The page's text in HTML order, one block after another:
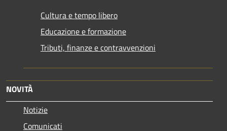
Cultura e tempo libero
Educazione e formazione
Tributi, finanze e contravvenzioni
NOVITÀ
Notizie
Comunicati